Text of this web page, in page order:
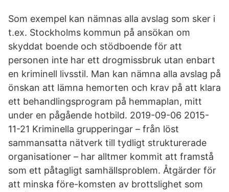
Som exempel kan nämnas alla avslag som sker i
t.ex. Stockholms kommun på ansökan om
skyddat boende och stödboende för att
personen inte har ett drogmissbruk utan enbart
en kriminell livsstil. Man kan nämna alla avslag på
önskan att lämna hemorten och krav på att klara
ett behandlingsprogram på hemmaplan, mitt
under en pågående hotbild. 2019-09-06 2015-
11-21 Kriminella grupperingar – från löst
sammansatta nätverk till tydligt strukturerade
organisationer – har alltmer kommit att framstå
som ett påtagligt samhällsproblem. Åtgärder för
att minska före-komsten av brottslighet som